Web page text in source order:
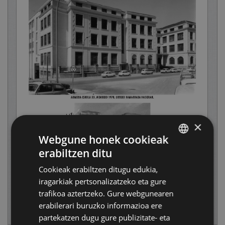
×
Webgune honek cookieak
erabiltzen ditu
Cookieak erabiltzen ditugu edukia,
iragarkiak pertsonalizatzeko eta gure
trafikoa aztertzeko. Gure webgunearen
erabilerari buruzko informazioa ere
partekatzen dugu gure publizitate- eta